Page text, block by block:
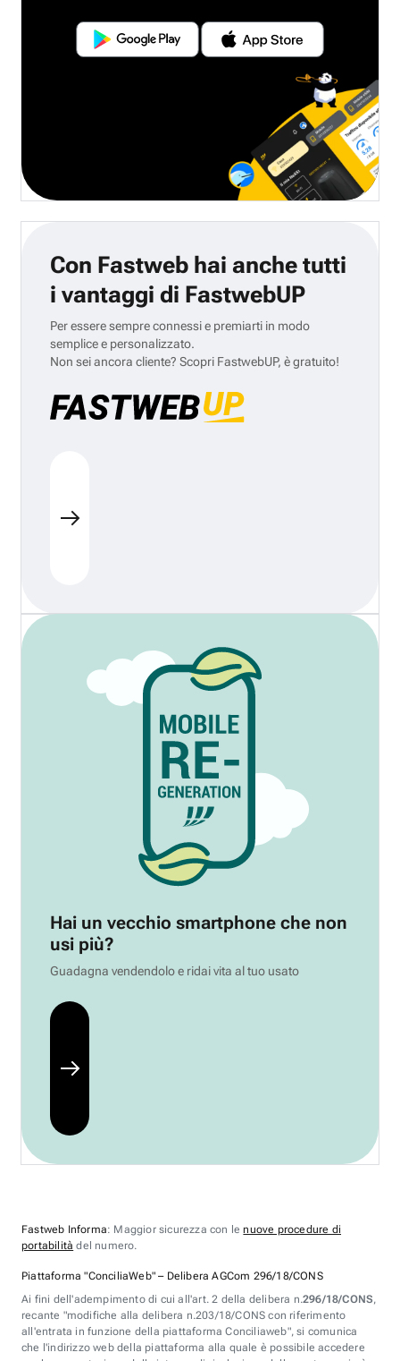
Con Fastweb hai anche tutti
i vantaggi di FastwebUP
Per essere sempre connessi e premiarti in modo
semplice e personalizzato.
Non sei ancora cliente? Scopri FastwebUP, è gratuito!
Hai un vecchio smartphone che non
usi più?
Guadagna vendendolo e ridai vita al tuo usato
Fastweb Informa: Maggior sicurezza con lenuove procedure di
portabilità del numero.
Piattaforma "ConciliaWeb" – Delibera AGCom 296/18/CONS
Ai fini dell'adempimento di cui all'art. 2 della delibera n.296/18/CONS,
recante "modifiche alla delibera n.203/18/CONS con riferimento
all'entrata in funzione della piattaforma Conciliaweb", si comunica
che l'indirizzo web della piattaforma alla quale è possibile accedere